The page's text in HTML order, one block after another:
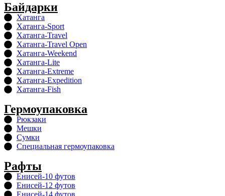
Байдарки
Хатанга
Хатанга-Sport
Хатанга-Travel
Хатанга-Travel Open
Хатанга-Weekend
Хатанга-Lite
Хатанга-Extreme
Хатанга-Expedition
Хатанга-Fish
Гермоупаковка
Рюкзаки
Мешки
Сумки
Специальная гермоупаковка
Рафты
Енисей-10 футов
Енисей-12 футов
Енисей-14 футов